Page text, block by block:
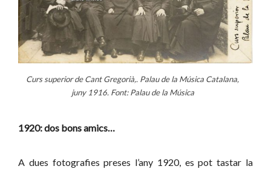
Curs superior de Cant Gregorià,. Palau de la Música Catalana,
juny 1916. Font: Palau de la Música
1920: dos bons amics…
A dues fotografies preses l’any 1920, es pot tastar la